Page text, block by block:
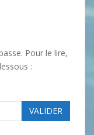
Pour le lire,
:
VALIDER